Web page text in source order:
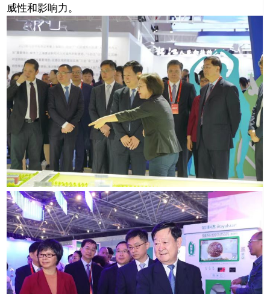
威性和影响力。